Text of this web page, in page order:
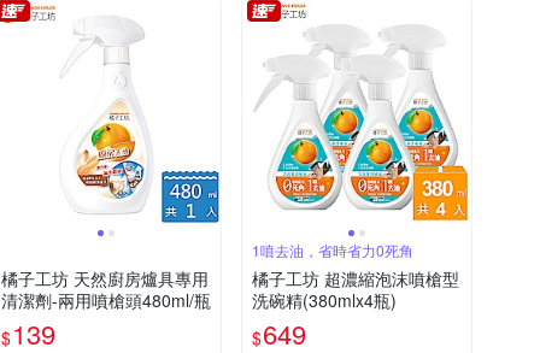
橘子工坊 天然廚房爐具專用
清潔劑-兩用噴槍頭480ml/瓶
$139
1噴去油，省時省力0死角
橘子工坊 超濃縮泡沫噴槍型
洗碗精(380mlx4瓶)
$649